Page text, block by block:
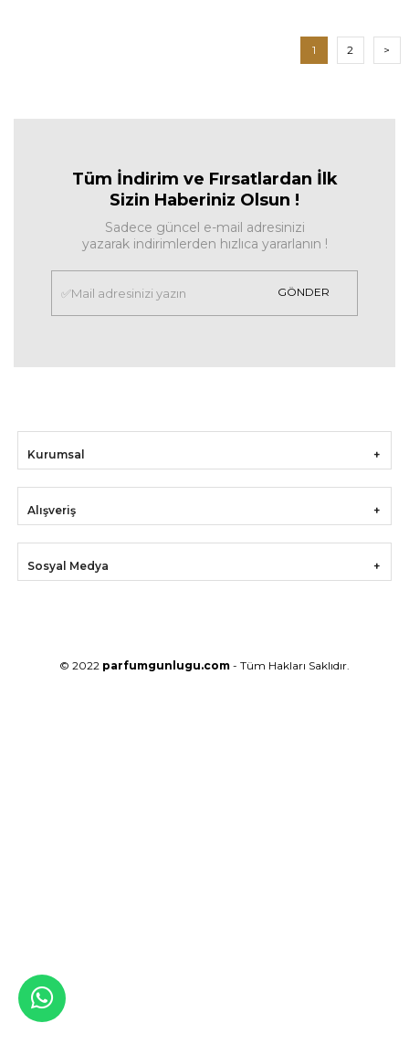
1 2 >
Tüm İndirim ve Fırsatlardan İlk
Sizin Haberiniz Olsun !
Sadece güncel e-mail adresinizi
yazarak indirimlerden hızlıca yararlanın !
GÖNDER
Kurumsal
Alışveriş
Sosyal Medya
© 2022 parfumgunlugu.com - Tüm Hakları Saklıdır.